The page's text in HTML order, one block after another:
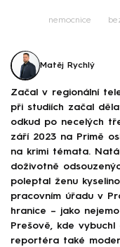
nemocnice
Matěj Rychlý
Začal v regionální
při studiích začal
odkud po necelých
září 2023 na Primě
na krimi témata.
doživotně
poleptal ženu
pracovním úřadu v
hranice – jako
Prešově, kde
reportéra také